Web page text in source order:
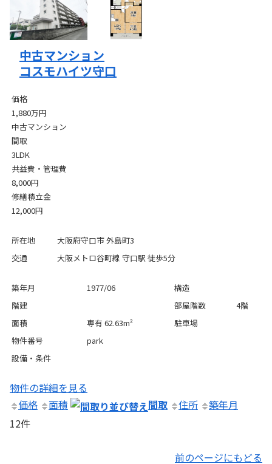
中古マンション
コスモハイツ守口
価格
1,880万円
中古マンション
間取
3LDK
共益費・管理費
8,000円
修繕積立金
12,000円
所在地
大阪府守口市 外島町3
交通
大阪メトロ谷町線 守口駅 徒歩5分
築年月 1977/06
構造
階建
部屋階数
4階
面積
専有 62.63m²
駐車場
物件番号
park
設備・条件
物件の詳細を見る
価格
面積 間取 住所
築年月
12件
前のページにもどる